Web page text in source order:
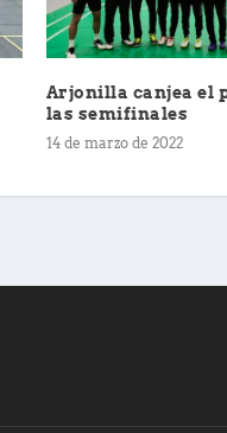
Arjonilla canjea el
las semifinales
14 de marzo de 2022